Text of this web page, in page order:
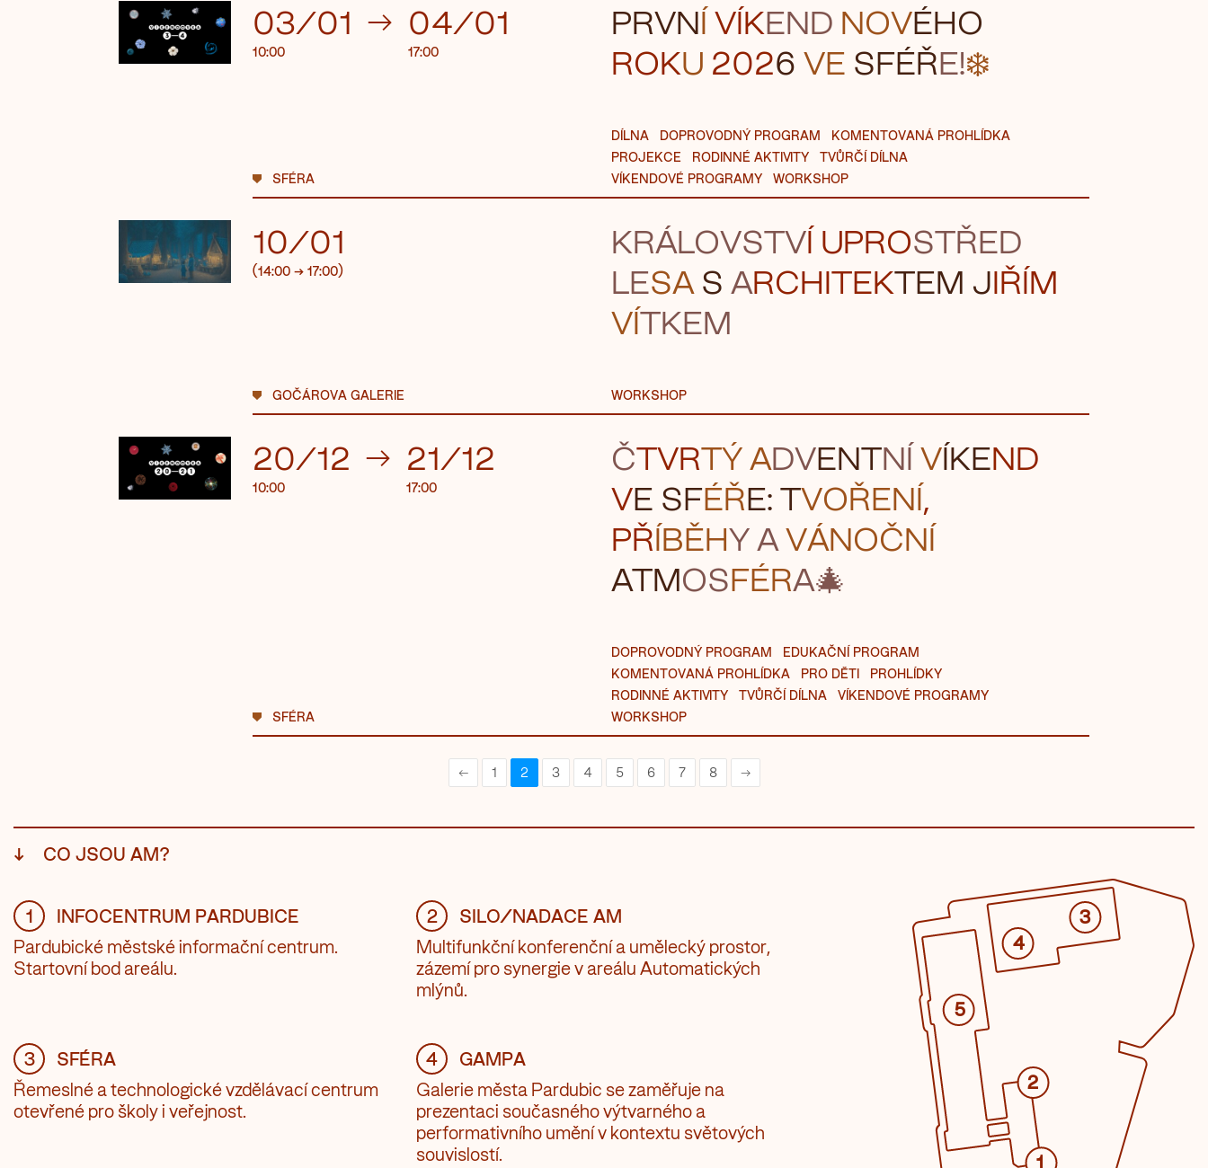
03/01
10:00
→ 04/01
17:00
SFÉRA
PRVNÍVÍKEND NOVÉHO
ROKU 2026 VE SFÉŘE!❄️
DÍLNA DOPROVODNÝ PROGRAM
KOMENTOVANÁ PROHLÍDKA
PROJEKCE
RODINNÉ AKTIVITY
TVŮRČÍ DÍLNA
VÍKENDOVÉ PROGRAMY
WORKSHOP
10/01
(14:00 → 17:00)
GOČÁROVA GALERIE
KRÁLOVSTVÍ UPROSTŘED
LESA S ARCHITEKTEM JIŘÍM
VÍTKEM
WORKSHOP
20/12
10:00
→ 21/12
17:00
SFÉRA
ČTVRTÝ ADVENTNÍVÍKEND
VE SFÉŘE: TVOŘENÍ,
PŘÍBĚHY AVÁNOČNÍ
ATMOSFÉRA
DOPROVODNÝ PROGRAM
EDUKAČNÍ PROGRAM
KOMENTOVANÁ PROHLÍDKA
PRO DĚTI
PROHLÍDKY
RODINNÉ AKTIVITY
TVŮRČÍ DÍLNA
VÍKENDOVÉ PROGRAMY
WORKSHOP
← 1 2 3 4 5 6 7 8 →
↓ CO JSOU AM?
1
INFOCENTRUM PARDUBICE
Pardubické městské informační centrum.
Startovní bod areálu.
2
SILO/NADACE AM
Multifunkční konferenční a umělecký prostor,
zázemí pro synergie v areálu Automatických
mlýnů.
3
SFÉRA
Řemeslné a technologické vzdělávací centrum
otevřené pro školy i veřejnost.
4
GAMPA
Galerie města Pardubic se zaměřuje na
prezentaci současného výtvarného a
performativního umění v kontextu světových
souvislostí.
5
4
1
3
2